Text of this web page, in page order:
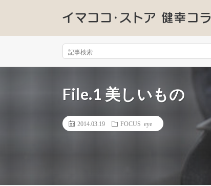
File.1 美しいもの
2014.03.19 FOCUS eye